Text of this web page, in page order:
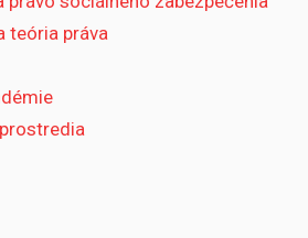
teória práva